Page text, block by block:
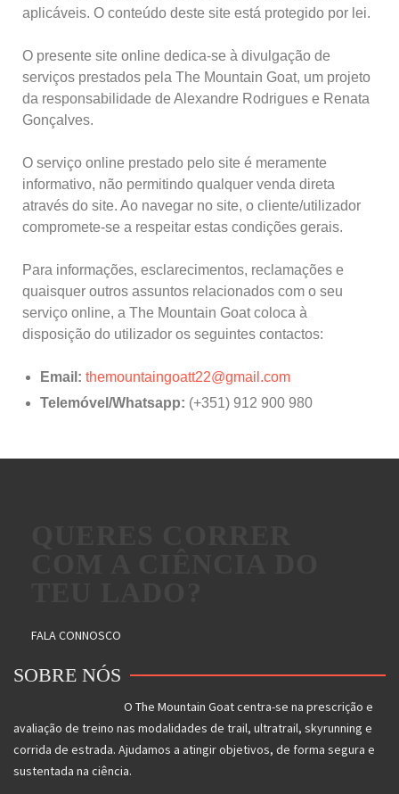
aplicáveis. O conteúdo deste site está protegido por lei.
O presente site online dedica-se à divulgação de
serviços prestados pela The Mountain Goat, um projeto
da responsabilidade de Alexandre Rodrigues e Renata
Gonçalves.
O serviço online prestado pelo site é meramente
informativo, não permitindo qualquer venda direta
através do site. Ao navegar no site, o cliente/utilizador
compromete-se a respeitar estas condições gerais.
Para informações, esclarecimentos, reclamações e
quaisquer outros assuntos relacionados com o seu
serviço online, a The Mountain Goat coloca à
disposição do utilizador os seguintes contactos:
Email: themountaingoatt22@gmail.com
Telemóvel/Whatsapp: (+351) 912 900 980
FALA CONNOSCO
SOBRE NÓS
O The Mountain Goat centra-se na prescrição e
avaliação de treino nas modalidades de trail, ultratrail, skyrunning e
corrida de estrada. Ajudamos a atingir objetivos, de forma segura e
sustentada na ciência.